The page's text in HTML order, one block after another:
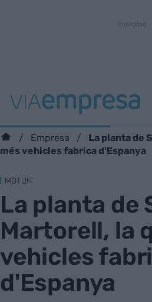
Empresa
La planta de
més vehicles fabrica d'Espanya
MOTOR
La planta de
Martorell, la
vehicles
d'Espanya